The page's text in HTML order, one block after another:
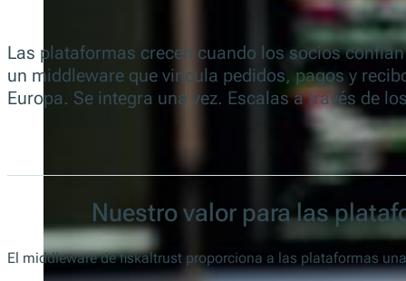
Las plataformas crecen cuando los socios
un middleware que vincula pedidos, pagos y
Europa. Se integra una vez. Escalas a través de
Nuestro valor para las
El middleware de fiskaltrust proporciona a las plataformas